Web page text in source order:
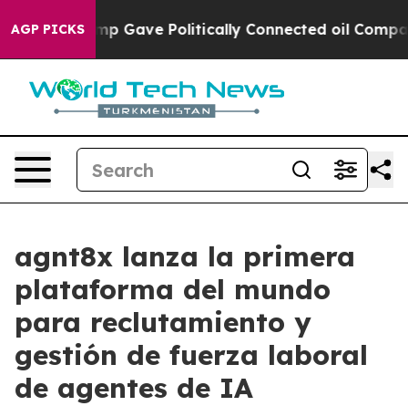
AGP PICKS
Trump Gave Politically Connected oil
agnt8x lanza la primera
plataforma del mundo
para reclutamiento y
gestión de fuerza laboral
de agentes de IA